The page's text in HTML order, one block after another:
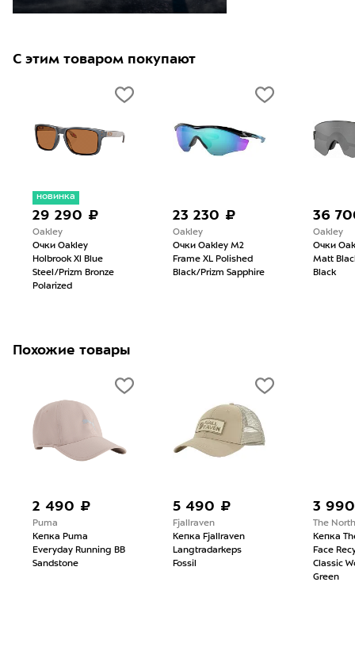
С этим товаром покупают
новинка
29 290 ₽
Oakley
Очки Oakley
Holbrook Xl Blue
Steel/Prizm Bronze
Polarized
23 230 ₽
Oakley
Очки Oakley M2
Frame XL Polished
Black/Prizm Sapphire
36
Oakley
Очки
Matt
Black
Похожие товары
2 490 ₽
Puma
Кепка Puma
Everyday Running BB
Sandstone
5 490 ₽
Fjallraven
Кепка Fjallraven
Langtradarkeps
Fossil
3
The
Кепка
Face
Classic
Green